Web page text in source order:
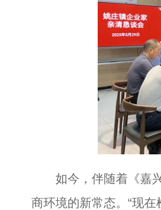
如今，伴随着《嘉兴
商环境的新常态。“现